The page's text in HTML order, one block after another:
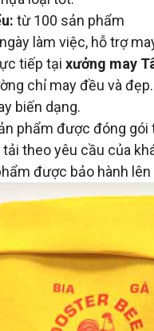
từ 100 sản phẩm
làm việc, hỗ trợ
tiếp tại xưởng may
chỉ may đều và
biến dạng.
phẩm được đóng gói
theo yêu cầu của
được bảo hành